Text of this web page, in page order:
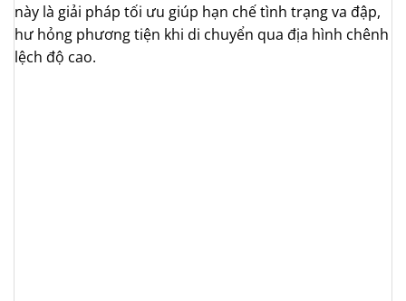
này là giải pháp tối ưu giúp hạn chế tình trạng va đập,
hư hỏng phương tiện khi di chuyển qua địa hình chênh
lệch độ cao.